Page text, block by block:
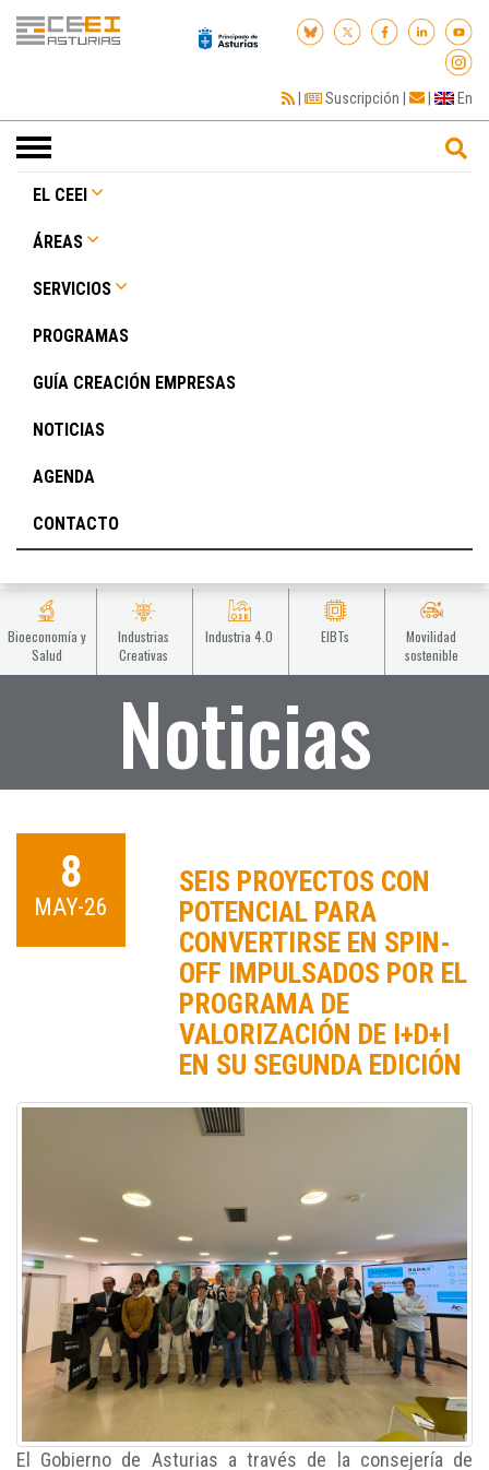
| Suscripción | | En
Toggle
navigation
EL CEEI
ÁREAS
SERVICIOS
PROGRAMAS
GUÍA CREACIÓN EMPRESAS
NOTICIAS
AGENDA
CONTACTO
Bioeconomía y
Salud
Industrias
Creativas
Industria 4.0 EIBTs
Movilidad
sostenible
Noticias
8
MAY-26
SEIS PROYECTOS CON
POTENCIAL PARA
CONVERTIRSE EN SPIN-
OFF IMPULSADOS POR EL
PROGRAMA DE
VALORIZACIÓN DE I+D+I
EN SU SEGUNDA EDICIÓN
El Gobierno de Asturias a través de la consejería de